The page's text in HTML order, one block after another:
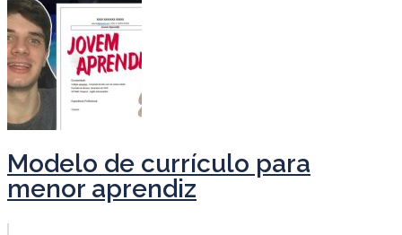
Modelo de currículo para
menor aprendiz